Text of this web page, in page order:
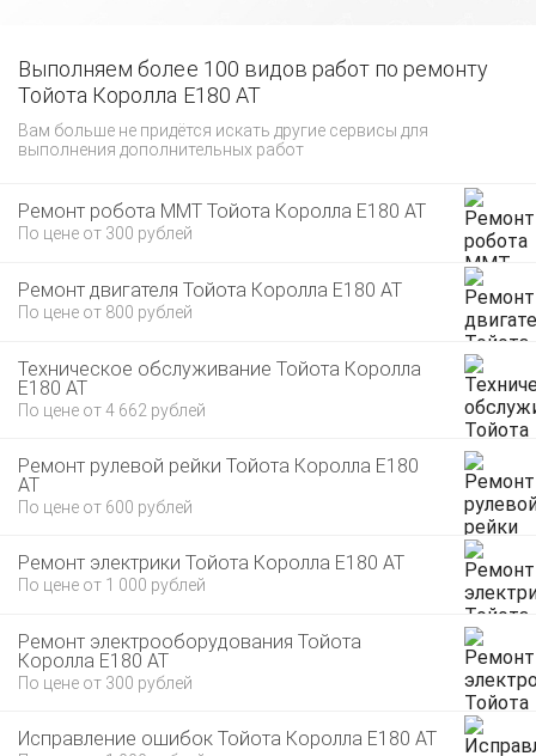
Выполняем более 100 видов работ по ремонту
Тойота Королла E180 AT
Вам больше не придётся искать другие сервисы для
выполнения дополнительных работ
Ремонт робота ММТ Тойота Королла E180 AT
По цене от 300 рублей
Ремонт двигателя Тойота Королла E180 AT
По цене от 800 рублей
Техническое обслуживание Тойота Королла
E180 AT
По цене от 4 662 рублей
Ремонт рулевой рейки Тойота Королла E180
AT
По цене от 600 рублей
Ремонт электрики Тойота Королла E180 AT
По цене от 1 000 рублей
Ремонт электрооборудования Тойота
Королла E180 AT
По цене от 300 рублей
Исправление ошибок Тойота Королла E180 AT